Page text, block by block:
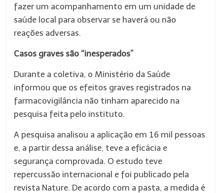
fazer um acompanhamento em um unidade de
saúde local para observar se haverá ou não
reações adversas.
Casos graves são “inesperados”
Durante a coletiva, o Ministério da Saúde
informou que os efeitos graves registrados na
farmacovigilância não tinham aparecido na
pesquisa feita pelo instituto.
A pesquisa analisou a aplicação em 16 mil pessoas
e, a partir dessa análise, teve a eficácia e
segurança comprovada. O estudo teve
repercussão internacional e foi publicado pela
revista Nature. De acordo com a pasta, a medida é